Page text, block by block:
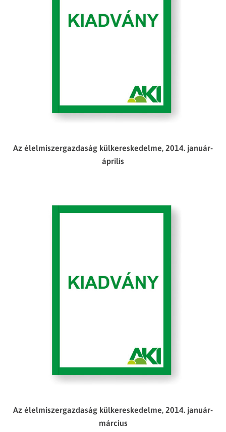
Az élelmiszergazdaság külkereskedelme, 2014. január-
április
Az élelmiszergazdaság külkereskedelme, 2014. január-
március